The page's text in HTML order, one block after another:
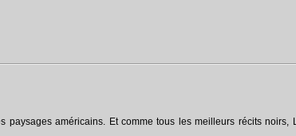
américains. Et comme tous les meilleurs récits noirs,